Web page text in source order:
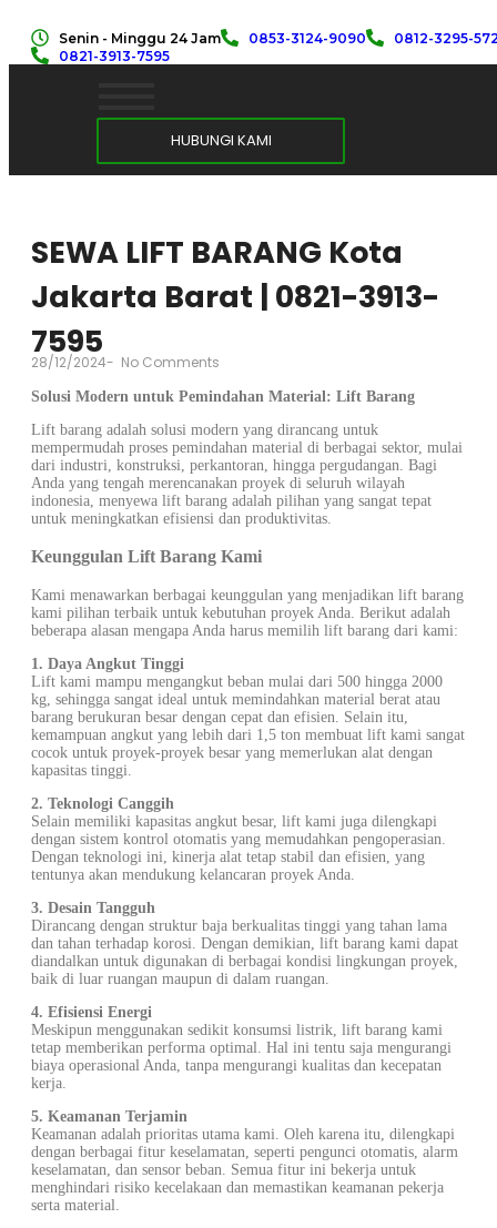
Senin - Minggu 24 Jam 0853-3124-9090
0812-3295-
0821-3913-7595
HUBUNGI KAMI
SEWA LIFT BARANG Kota
Jakarta Barat | 0821-3913-
7595
28/12/2024- No Comments
Solusi Modern untuk Pemindahan Material: Lift Barang
Lift barang adalah solusi modern yang dirancang untuk
mempermudah proses pemindahan material di berbagai sektor, mulai
dari industri, konstruksi, perkantoran, hingga pergudangan. Bagi
Anda yang tengah merencanakan proyek di seluruh wilayah
indonesia, menyewa lift barang adalah pilihan yang sangat tepat
untuk meningkatkan efisiensi dan produktivitas.
Keunggulan Lift Barang Kami
Kami menawarkan berbagai keunggulan yang menjadikan lift barang
kami pilihan terbaik untuk kebutuhan proyek Anda. Berikut adalah
beberapa alasan mengapa Anda harus memilih lift barang dari kami:
1. Daya Angkut Tinggi
Lift kami mampu mengangkut beban mulai dari 500 hingga 2000
kg, sehingga sangat ideal untuk memindahkan material berat atau
barang berukuran besar dengan cepat dan efisien. Selain itu,
kemampuan angkut yang lebih dari 1,5 ton membuat lift kami sangat
cocok untuk proyek-proyek besar yang memerlukan alat dengan
kapasitas tinggi.
2. Teknologi Canggih
Selain memiliki kapasitas angkut besar, lift kami juga dilengkapi
dengan sistem kontrol otomatis yang memudahkan pengoperasian.
Dengan teknologi ini, kinerja alat tetap stabil dan efisien, yang
tentunya akan mendukung kelancaran proyek Anda.
3. Desain Tangguh
Dirancang dengan struktur baja berkualitas tinggi yang tahan lama
dan tahan terhadap korosi. Dengan demikian, lift barang kami dapat
diandalkan untuk digunakan di berbagai kondisi lingkungan proyek,
baik di luar ruangan maupun di dalam ruangan.
4. Efisiensi Energi
Meskipun menggunakan sedikit konsumsi listrik, lift barang kami
tetap memberikan performa optimal. Hal ini tentu saja mengurangi
biaya operasional Anda, tanpa mengurangi kualitas dan kecepatan
kerja.
5. Keamanan Terjamin
Keamanan adalah prioritas utama kami. Oleh karena itu, dilengkapi
dengan berbagai fitur keselamatan, seperti pengunci otomatis, alarm
keselamatan, dan sensor beban. Semua fitur ini bekerja untuk
menghindari risiko kecelakaan dan memastikan keamanan pekerja
serta material.